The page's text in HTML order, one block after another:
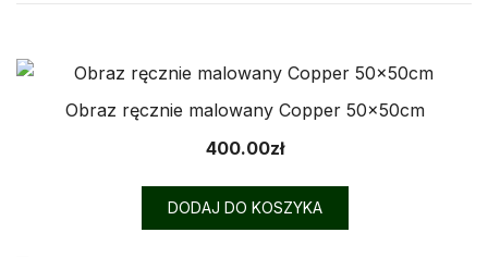
Obraz ręcznie malowany Copper 50x50cm
400.00zł
DODAJ DO KOSZYKA